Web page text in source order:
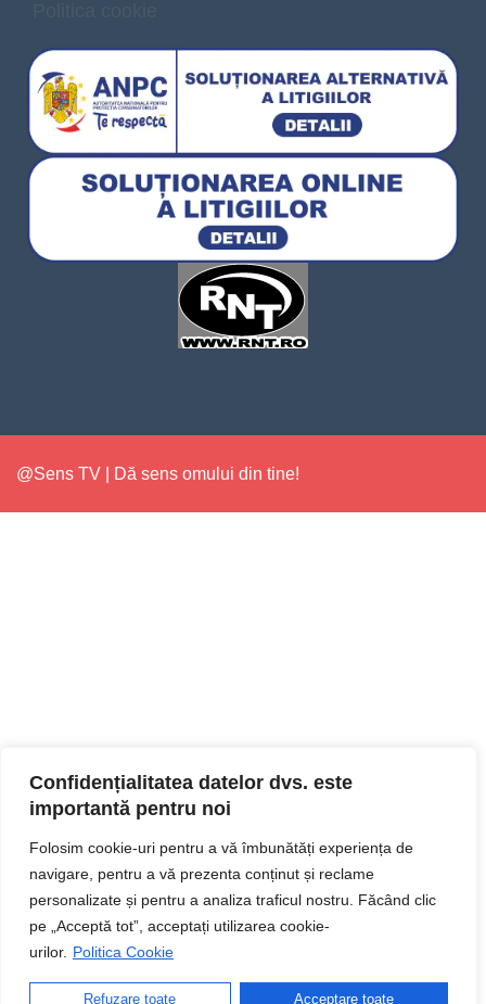
Confidențialitatea datelor dvs. este
importantă pentru noi
Folosim cookie-uri pentru a vă îmbunătăți experiența de
navigare, pentru a vă prezenta conținut și reclame
personalizate și pentru a analiza traficul nostru. Făcând clic
pe „Acceptă tot”, acceptați utilizarea cookie-
urilor. Politica Cookie
Refuzare toate Acceptare toate
@Sens TV | Dă sens omului din tine!